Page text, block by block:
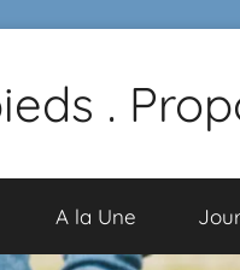
.
A la Une